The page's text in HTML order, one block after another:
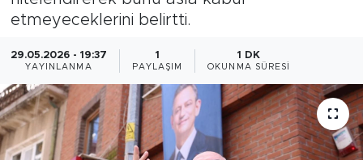
etmeyeceklerini belirtti.
29.05.2026 - 19:37
YAYINLANMA
1
PAYLAŞIM
1 DK
OKUNMA SÜRESI
Bölge
Teknoloji
Magazin
Dünya